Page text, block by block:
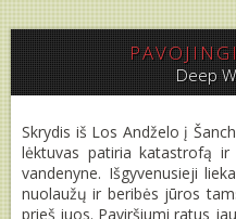
Deep
Skrydis iš Los Andželo į
lėktuvas patiria katastrofą ir
vandenyne. Išgyvenusieji
nuolaužų ir beribės jūros
prieš juos. Paviršiumi ratus